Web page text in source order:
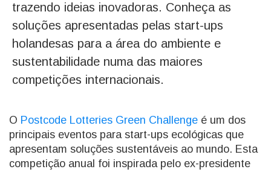
trazendo ideias inovadoras. Conheça as
soluções apresentadas pelas start-ups
holandesas para a área do ambiente e
sustentabilidade numa das maiores
competições internacionais.
O Postcode Lotteries Green Challenge é um dos
principais eventos para start-ups ecológicas que
apresentam soluções sustentáveis ao mundo. Esta
competição anual foi inspirada pelo ex-presidente